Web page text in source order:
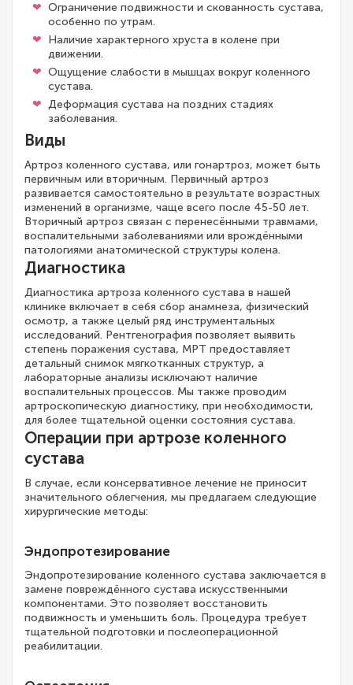
Ограничение подвижности и скованность сустава,
особенно по утрам.
Наличие характерного хруста в колене при
движении.
Ощущение слабости в мышцах вокруг коленного
сустава.
Деформация сустава на поздних стадиях
заболевания.
Виды
Артроз коленного сустава, или гонартроз, может быть
первичным или вторичным. Первичный артроз
развивается самостоятельно в результате возрастных
изменений в организме, чаще всего после 45-50 лет.
Вторичный артроз связан с перенесёнными травмами,
воспалительными заболеваниями или врождёнными
патологиями анатомической структуры колена.
Диагностика
Диагностика артроза коленного сустава в нашей
клинике включает в себя сбор анамнеза, физический
осмотр, а также целый ряд инструментальных
исследований. Рентгенография позволяет выявить
степень поражения сустава, МРТ предоставляет
детальный снимок мягкотканных структур, а
лабораторные анализы исключают наличие
воспалительных процессов. Мы также проводим
артроскопическую диагностику, при необходимости,
для более тщательной оценки состояния сустава.
Операции при артрозе коленного
сустава
В случае, если консервативное лечение не приносит
значительного облегчения, мы предлагаем следующие
хирургические методы:
Эндопротезирование
Эндопротезирование коленного сустава заключается в
замене повреждённого сустава искусственными
компонентами. Это позволяет восстановить
подвижность и уменьшить боль. Процедура требует
тщательной подготовки и послеоперационной
реабилитации.